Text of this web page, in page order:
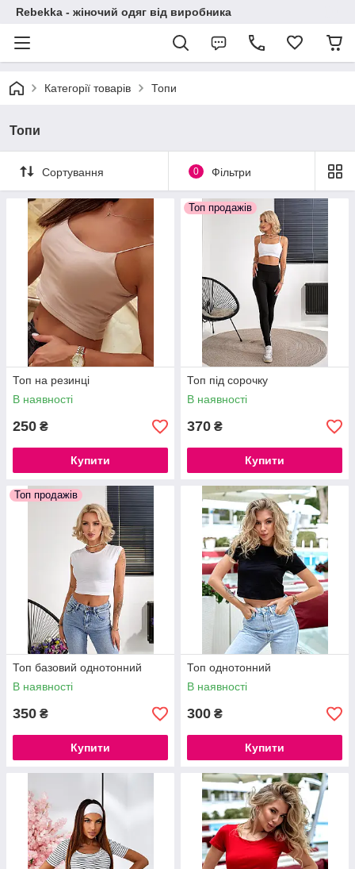
Rebekka - жіночий одяг від виробника
Категорії товарів Топи
Топи
Сортування 0 Фільтри
Топ на резинцi
В наявності
250 ₴
Купити
Топ продажів
Топ під сорочку
В наявності
370 ₴
Купити
Топ продажів
Топ базовий однотонний
В наявності
350 ₴
Купити
Топ однотонний
В наявності
300 ₴
Купити